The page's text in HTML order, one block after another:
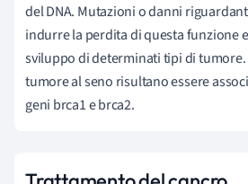
del DNA. Mutazioni o danni
indurre la perdita di questa funzione
sviluppo di determinati tipi di
tumore al seno risultano essere
geni brca1 e brca2.